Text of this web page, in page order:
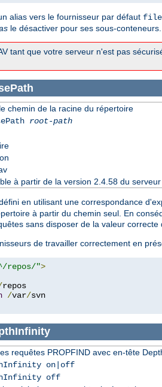
alias vers le fournisseur par défaut
le désactiver pour ses sous-
tant que votre serveur n'est pas
chemin de la racine du répertoire
root-path
à partir de la version 2.4.58 du
en utilisant une correspondance
à partir du chemin seul. En
sans disposer de la valeur
de travailler correctement en
repos/">
repos
/var/
requêtes PROPFIND avec en-tête
on|off
off